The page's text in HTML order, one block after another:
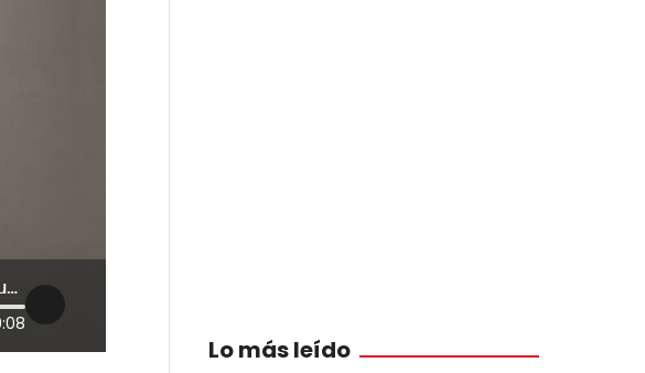
Rey Ruiz regresa con su música a Bogotá : “Conozco Colombia mejor que ustedes”
Lo más leído